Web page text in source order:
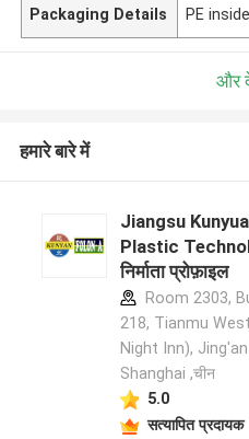
Packaging Details PE
और
हमारे बारे में
Jiangsu
Plastic
निर्माता प्रोफ़ाइल
Room 2303,
218, Tianmu
Night Inn),
Shanghai ,चीन
5.0
सत्यापित प्रदायक